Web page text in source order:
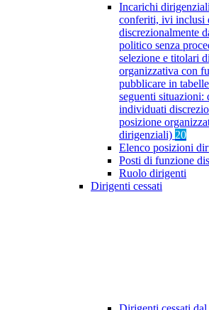
Incarichi
conferiti, ivi inclusi
discrezionalmente
politico senza
selezione e titolari
organizzativa con
pubblicare in
seguenti
individuati
posizione
dirigenziali) 20
Elenco posizioni
Posti di funzione
Ruolo dirigenti
Dirigenti cessati